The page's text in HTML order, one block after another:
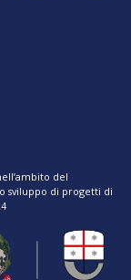
del
sviluppo di progetti di